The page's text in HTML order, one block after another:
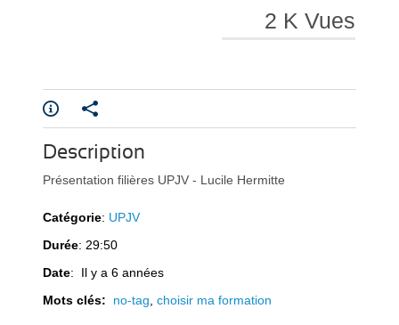
r
e
r
e
2 K Vues
Description
Présentation filières UPJV - Lucile Hermitte
Catégorie: UPJV
Durée: 29:50
Date: Il y a 6 années
Mots clés: no-tag ,choisir ma formation